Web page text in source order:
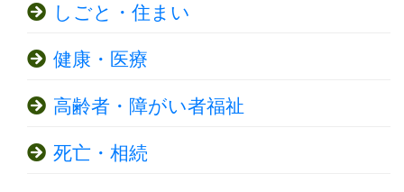
しごと・住まい
健康・医療
高齢者・障がい者福祉
死亡・相続